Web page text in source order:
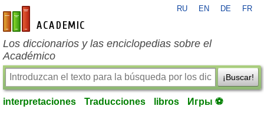
es-academic.com
RU EN DE FR
Los diccionarios y las enciclopedias sobre el
Académico
¡Buscar!
interpretaciones Traducciones libros Игры ⚽